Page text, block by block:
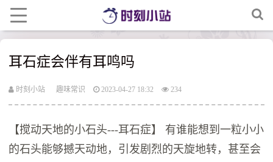
耳石症会伴有耳鸣吗
时刻小站 趣味常识 2023-04-27 18:32 234
【搅动天地的小石头---耳石症】 有谁能想到一粒小小
的石头能够撼天动地，引发剧烈的天旋地转，甚至会